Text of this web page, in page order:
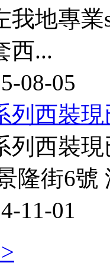
我地專
西...
08-05
列西裝
列西裝
隆街6號
11-01